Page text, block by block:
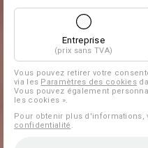
Entreprise
(prix sans TVA)
Vous pouvez retirer votre
via les Paramètres des cookies
Vous pouvez également
les cookies ».
Pour obtenir plus d'informations,
confidentialité .